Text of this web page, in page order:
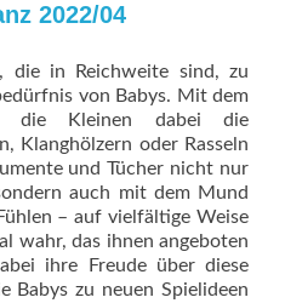
2022/04
die in Reichweite sind, zu
von Babys. Mit dem
die Kleinen dabei die
Klanghölzern oder Rasseln
und Tücher nicht nur
auch mit dem Mund
– auf vielfältige Weise
wahr, das ihnen angeboten
ihre Freude über diese
Babys zu neuen Spielideen